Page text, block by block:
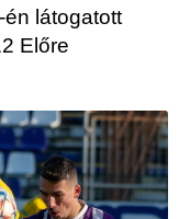
látogatott
Előre